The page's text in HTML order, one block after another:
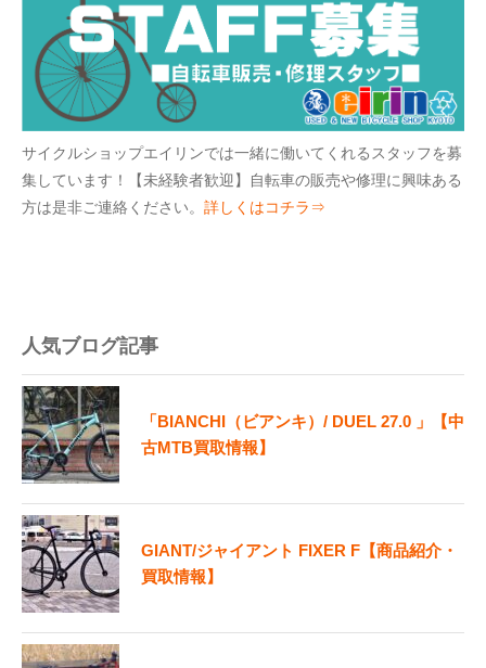
サイクルショップエイリンでは一緒に働いてくれるスタッフを募
集しています！【未経験者歓迎】自転車の販売や修理に興味ある
方は是非ご連絡ください。 詳しくはコチラ⇒
人気ブログ記事
「BIANCHI（ビアンキ）/ DUEL 27.0 」【中
古MTB買取情報】
GIANT/ジャイアント FIXER F【商品紹介・
買取情報】